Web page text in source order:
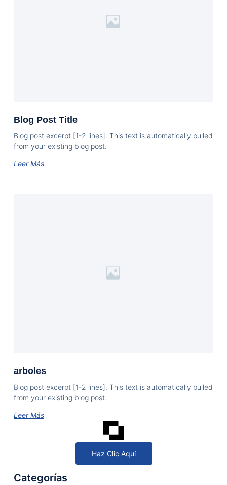
Blog Post Title
Blog post excerpt [1-2 lines]. This text is automatically pulled
from your existing blog post.
Leer Más
arboles
Blog post excerpt [1-2 lines]. This text is automatically pulled
from your existing blog post.
Leer Más
Haz Clic Aquí
Categorías